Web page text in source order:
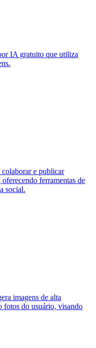
IA gratuito que utiliza
e publicar
ferramentas de
social.
imagens de alta
fotos do usuário, visando